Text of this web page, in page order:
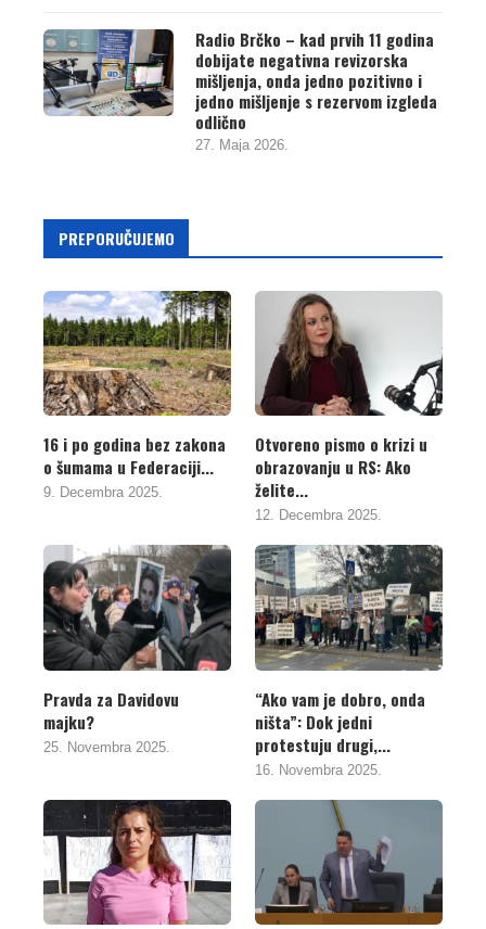
Radio Brčko – kad prvih 11 godina
dobijate negativna revizorska
mišljenja, onda jedno pozitivno i
jedno mišljenje s rezervom izgleda
odlično
27. Maja 2026.
PREPORUČUJEMO
16 i po godina bez zakona
o šumama u Federaciji...
9. Decembra 2025.
Otvoreno pismo o krizi u
obrazovanju u RS: Ako
želite...
12. Decembra 2025.
Pravda za Davidovu
majku?
25. Novembra 2025.
“Ako vam je dobro, onda
ništa”: Dok jedni
protestuju drugi,...
16. Novembra 2025.